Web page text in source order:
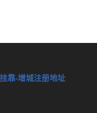
靠-增城注册地址